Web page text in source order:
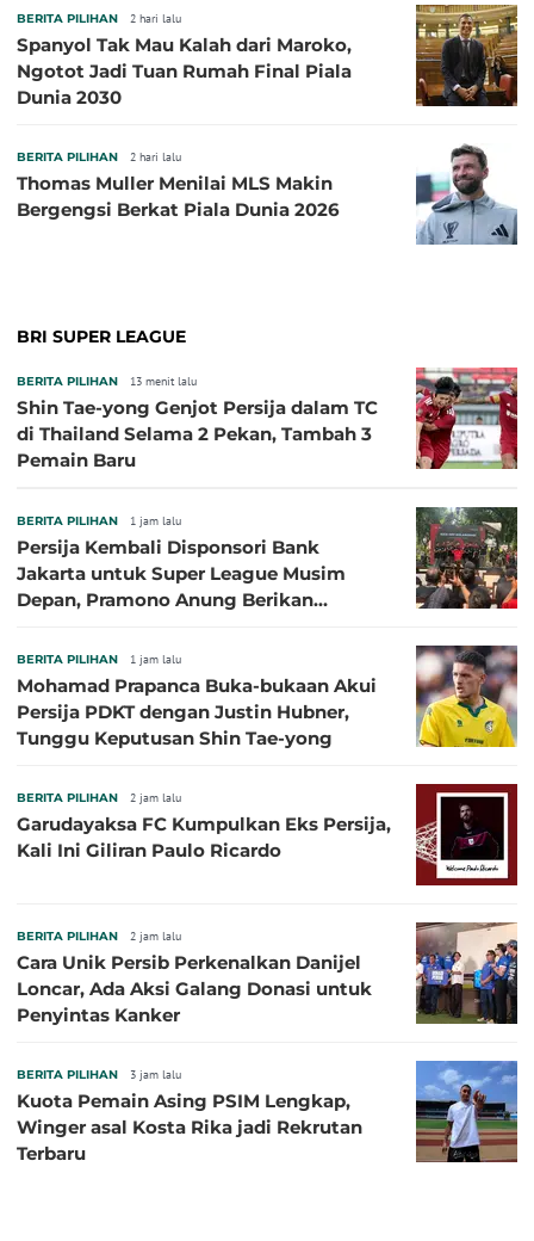
BERITA PILIHAN 2 hari lalu
Spanyol Tak Mau Kalah dari Maroko,
Ngotot Jadi Tuan Rumah Final Piala
Dunia 2030
BERITA PILIHAN 2 hari lalu
Thomas Muller Menilai MLS Makin
Bergengsi Berkat Piala Dunia 2026
BRI SUPER LEAGUE
BERITA PILIHAN 13 menit lalu
Shin Tae-yong Genjot Persija dalam TC
di Thailand Selama 2 Pekan, Tambah 3
Pemain Baru
BERITA PILIHAN 1 jam lalu
Persija Kembali Disponsori Bank
Jakarta untuk Super League Musim
Depan, Pramono Anung Berikan
BERITA PILIHAN 1 jam lalu
Mohamad Prapanca Buka-bukaan Akui
Persija PDKT dengan Justin Hubner,
Tunggu Keputusan Shin Tae-yong
BERITA PILIHAN 2 jam lalu
Garudayaksa FC Kumpulkan Eks Persija,
Kali Ini Giliran Paulo Ricardo
BERITA PILIHAN 2 jam lalu
Cara Unik Persib Perkenalkan Danijel
Loncar, Ada Aksi Galang Donasi untuk
Penyintas Kanker
BERITA PILIHAN 3 jam lalu
Kuota Pemain Asing PSIM Lengkap,
Winger asal Kosta Rika jadi Rekrutan
Terbaru